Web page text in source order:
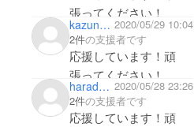
張ってください！
kazunari_shima 2020/05/29 10:04
2件の支援者です
応援しています！頑
張ってください！
harada kazumasa 2020/05/28 23:26
2件の支援者です
応援しています！頑